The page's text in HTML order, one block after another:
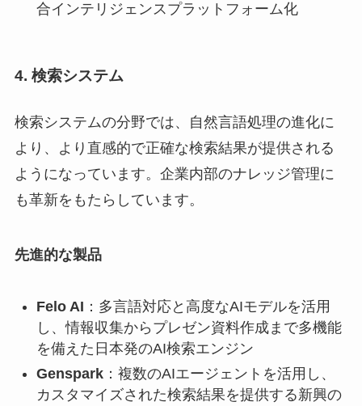
合インテリジェンスプラットフォーム化
4. 検索システム
検索システムの分野では、自然言語処理の進化に
より、より直感的で正確な検索結果が提供される
ようになっています。企業内部のナレッジ管理に
も革新をもたらしています。
先進的な製品
Felo AI ：多言語対応と高度なAIモデルを活用
し、情報収集からプレゼン資料作成まで多機能
を備えた日本発のAI検索エンジン
Genspark：複数のAIエージェントを活用し、
カスタマイズされた検索結果を提供する新興の